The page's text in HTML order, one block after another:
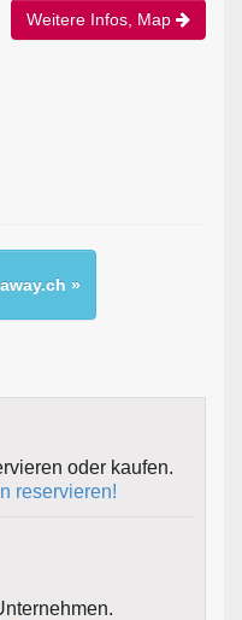
Weitere Infos, Map
»
oder kaufen.
reservieren!